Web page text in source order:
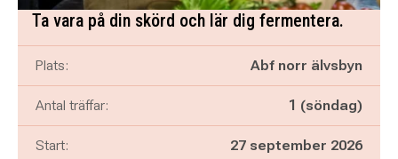
Ta vara på din skörd och lär dig fermentera.
Plats: Abf norr älvsbyn
Antal träffar: 1 (söndag)
Start: 27 september 2026